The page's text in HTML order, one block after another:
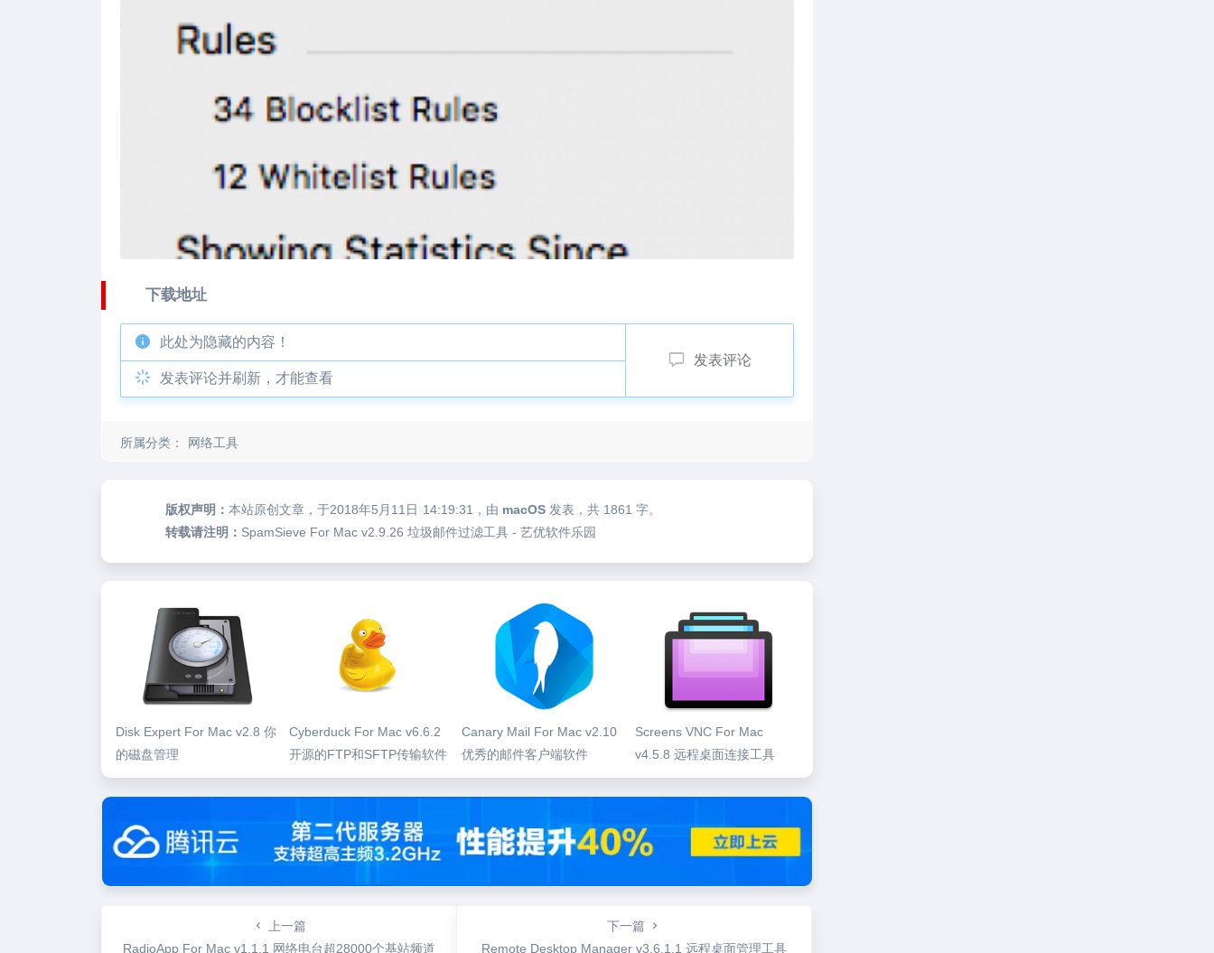
下载地址
此处为隐藏的内容！
发表评论并刷新，才能查看
发表评论
所属分类： 网络工具
版权声明： 本站原创文章，于2018年5月11日 14:19:31 ，由 macOS 发表，共 1861 字。
转载请注明： SpamSieve For Mac v2.9.26 垃圾邮件过滤工具 - 艺优软件乐园
Disk Expert For Mac v2.8 你
的磁盘管理
Cyberduck For Mac v6.6.2
开源的FTP和SFTP传输软件
Canary Mail For Mac v2.10
优秀的邮件客户端软件
Screens VNC For Mac
v4.5.8 远程桌面连接工具
上一篇
RadioApp For Mac v1.1.1 网络电台超28000个基站频道
下一篇
Remote Desktop Manager v3.6.1.1 远程桌面管理工具